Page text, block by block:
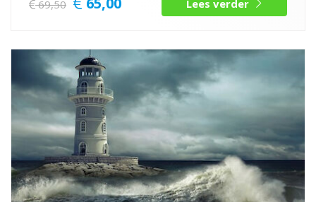
69,50 Lees verder